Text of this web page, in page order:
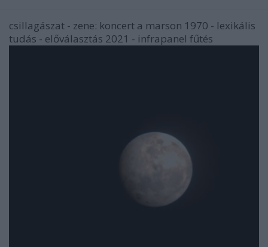
csillagászat - zene: koncert a marson 1970 - lexikális
tudás - előválasztás 2021 - infrapanel fűtés